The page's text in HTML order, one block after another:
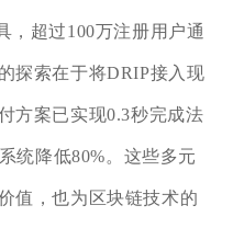
，超过100万注册用户通
探索在于将DRIP接入现
方案已实现0.3秒完成法
统降低80%。这些多元
值，也为区块链技术的